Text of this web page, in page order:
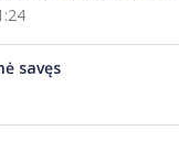
savęs